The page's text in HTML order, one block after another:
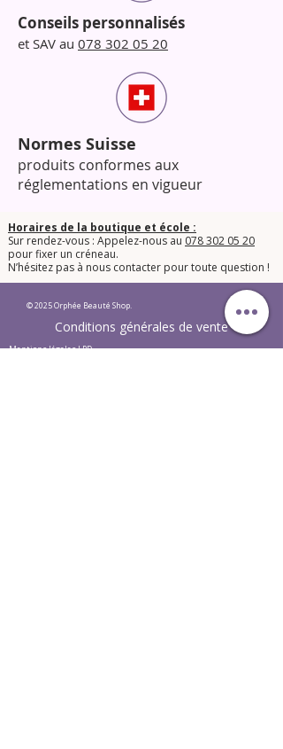
Conseils personnalisés
et SAV au 078 302 05 20
Normes Suisse
produits conformes aux
réglementations en vigueur
Horaires de la boutique et école :
Sur rendez-vous : Appelez-nous au 078 302 05 20
pour fixer un créneau.
​N’hésitez pas à nous contacter pour toute question !​
© 2025 Orphée Beauté Shop.
Conditions générales de vente
Mentions légales LPD